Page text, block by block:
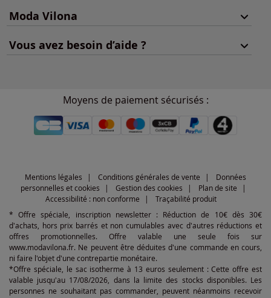
Moda Vilona
Vous avez besoin d’aide ?
Moyens de paiement sécurisés :
Mentions légales Conditions générales de vente
Données
personnelles et cookies
Gestion des cookies
Plan de site
Accessibilité : non conforme
Traçabilité produit
* Offre spéciale, inscription newsletter : Réduction de 10€ dès 30€
d'achats, hors prix barrés et non cumulables avec d'autres réductions et
offres promotionnelles. Offre valable une seule fois sur
www.modavilona.fr. Ne peuvent être déduites d'une commande en cours,
ni faire l'objet d'une contrepartie monétaire.
*Offre spéciale, le sac isotherme à 13 euros seulement : Cette offre est
valable jusqu'au 17/08/2026, dans la limite des stocks disponibles. Les
personnes ne souhaitant pas commander, peuvent néanmoins recevoir